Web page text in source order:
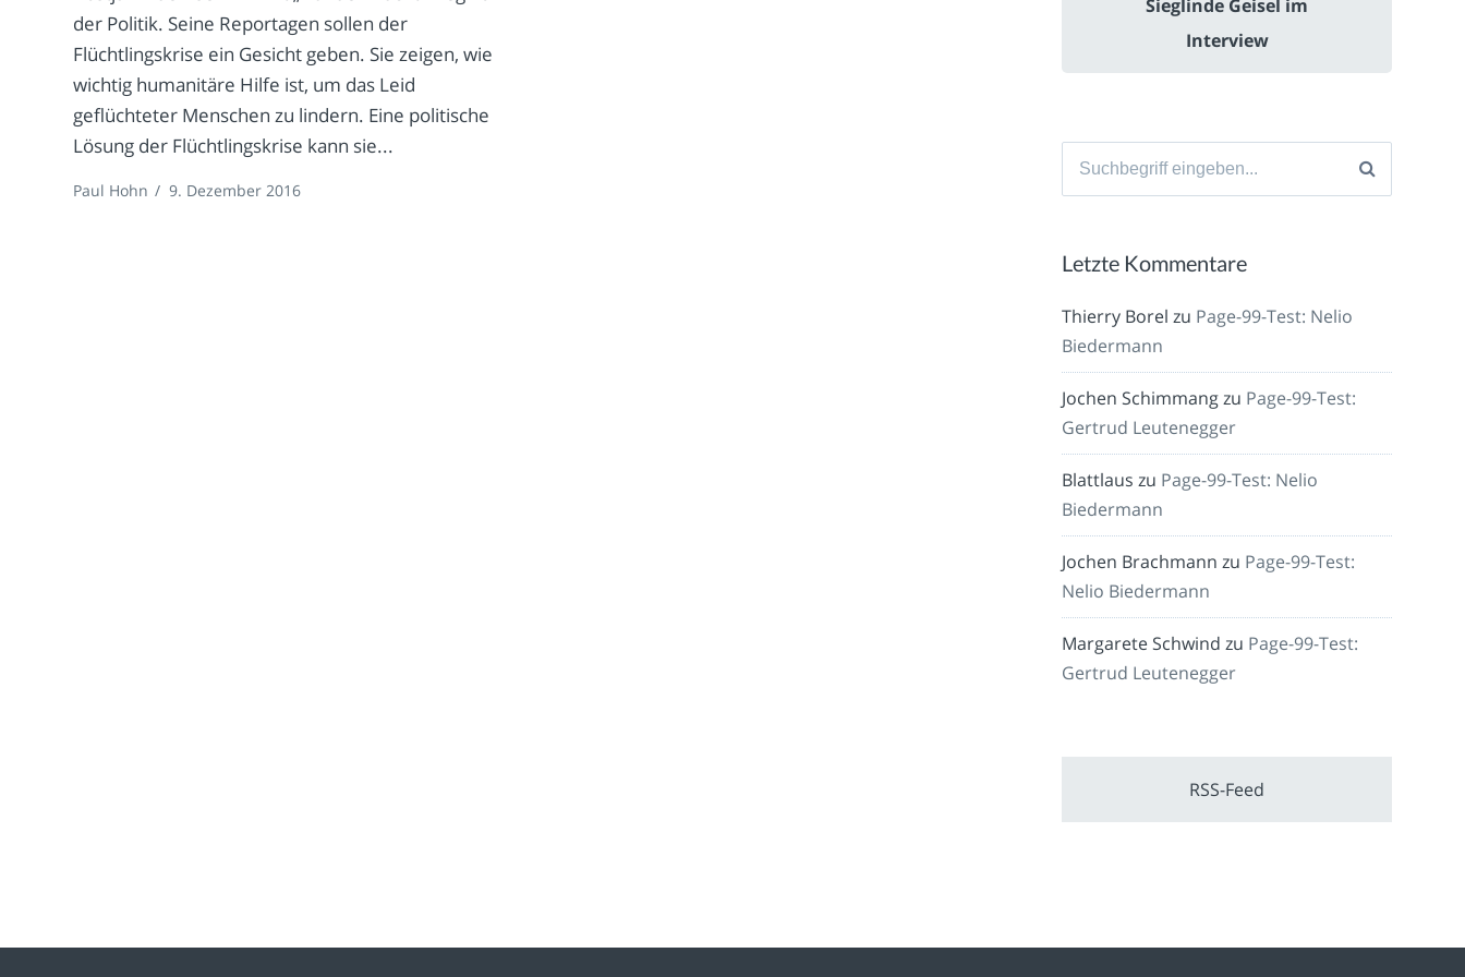
der Politik. Seine Reportagen sollen der
Flüchtlingskrise ein Gesicht geben. Sie zeigen, wie
wichtig humanitäre Hilfe ist, um das Leid
geflüchteter Menschen zu lindern. Eine politische
Lösung der Flüchtlingskrise kann sie...
Paul Hohn / 9. Dezember 2016
Sieglinde Geisel im
Interview
Suche
Letzte Kommentare
Thierry Borel zu Page-99-Test: Nelio
Biedermann
Jochen Schimmangzu Page-99-Test:
Gertrud Leutenegger
Blattlaus zu Page-99-Test: Nelio
Biedermann
Jochen Brachmann zu Page-99-Test:
Nelio Biedermann
Margarete Schwind zu Page-99-Test:
Gertrud Leutenegger
RSS-Feed